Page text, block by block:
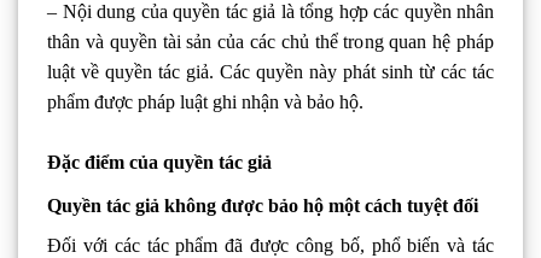
– Nội dung của quyền tác giả là tổng hợp các quyền nhân
thân và quyền tài sản của các chủ thể trong quan hệ pháp
luật về quyền tác giả. Các quyền này phát sinh từ các tác
phẩm được pháp luật ghi nhận và bảo hộ.
Đặc điểm của quyền tác giả
Quyền tác giả không được bảo hộ một cách tuyệt đối
Đối với các tác phẩm đã được công bố, phổ biến và tác